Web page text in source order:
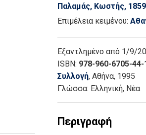
Παλαμάς, Κωστής,
Επιμέλεια κειμένου:
Εξαντλημένο από 1/9/
ISBN: 978-960-6705-44-
Συλλογή, Αθήνα, 1995
Γλώσσα: Ελληνική, Νέα
Περιγραφή